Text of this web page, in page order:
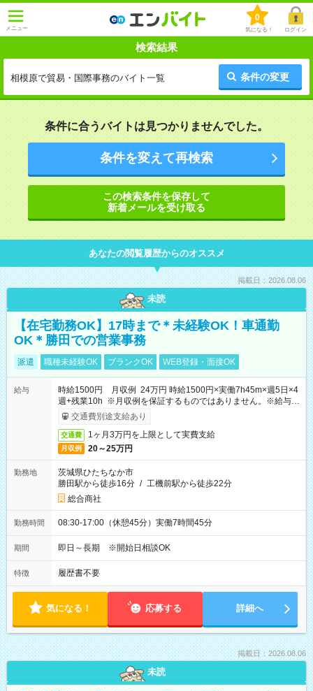
メニュー
0
気になる！ ログイン
検索結果
相模原で貿易・国際事務のバイト一覧 条件の変更
条件に合うバイトは見つかりませんでした。
条件を変えて再検索
この検索条件を保存して
新着メールを受け取る
あなたの閲覧履歴からのオススメ
掲載日：2026.08.06
未読
【在宅勤務OK】17時まで＊未経験OK！車通勤
OK＊勝田での営業事務
派遣 職種未経験OK ブランクOK WEB登録・面接OK
給与
時給1500円 月収例 24万円 時給1500円×実働7h45m×週5日×4
週+残業10h ※月収例を保証するものではありません。※給与即
受取りサービス利用可（利用条件有）
交通費別途支給あり
交通費 1ヶ月3万円を上限として実費支給
月収例 20～25万円
勤務地
茨城県ひたちなか市
勝田駅から徒歩16分 / 工機前駅から徒歩22分
総合商社
勤務時間 08:30-17:00（休憩45分）実働7時間45分
期間 即日～長期 ※開始日相談OK
特徴 履歴書不要
気になる！ 応募する 詳細へ
掲載日：2026.08.06
未読